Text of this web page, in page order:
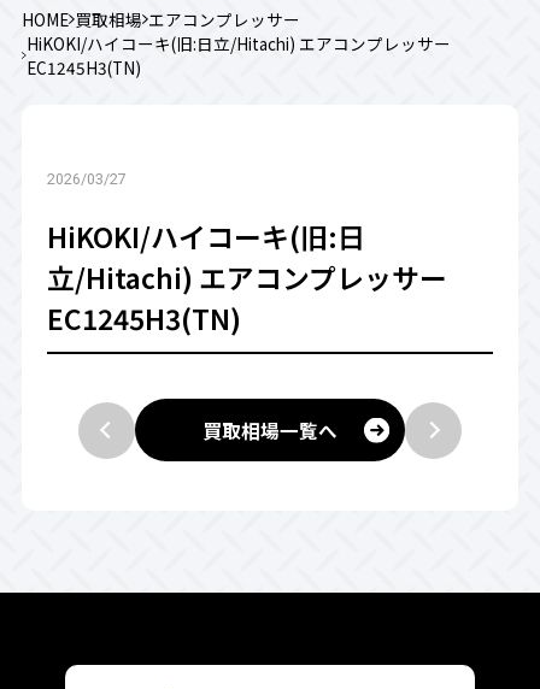
HOME 買取相場 エアコンプレッサー
HiKOKI/ハイコーキ(旧:日立/Hitachi) エアコンプレッサー
EC1245H3(TN)
2026/03/27
HiKOKI/ハイコーキ(旧:日
立/Hitachi) エアコンプレッサー
EC1245H3(TN)
買取相場一覧へ